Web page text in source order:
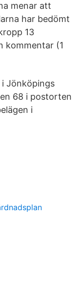
menar att
har bedömt
13
kommentar (1
Jönköpings
68 i postorten
i